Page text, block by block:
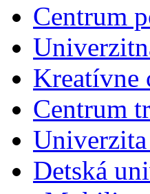
Centrum
Kreatívne
Centrum
Detská